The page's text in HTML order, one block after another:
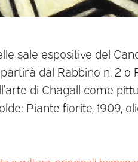
sale espositive del
dal Rabbino n. 2
di Chagall come
Piante fiorite, 1909,